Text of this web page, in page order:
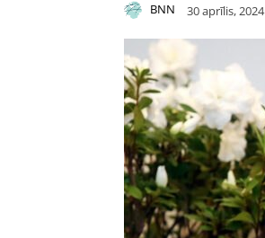
BNN 30 aprīlis, 2024